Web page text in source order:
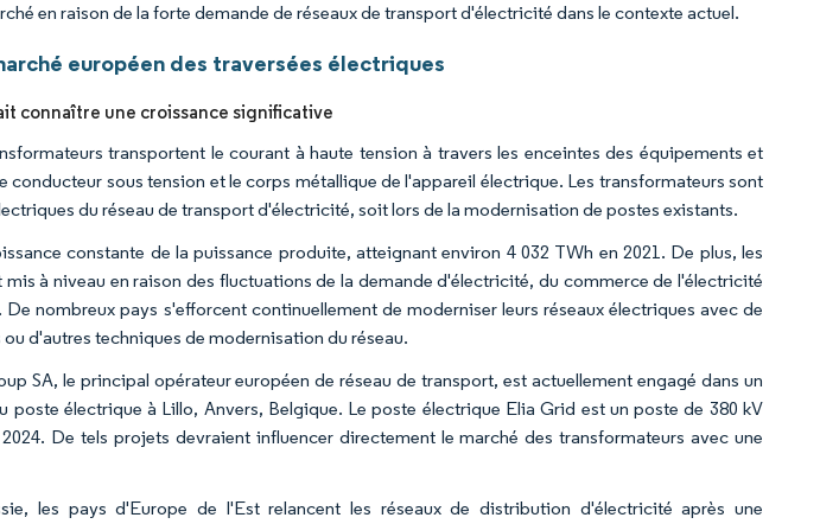
en raison de la forte demande de réseaux de transport d'électricité dans le contexte actuel.
européen des traversées électriques
connaître une croissance significative
transportent le courant à haute tension à travers les enceintes des équipements et
conducteur sous tension et le corps métallique de l'appareil électrique. Les transformateurs sont
du réseau de transport d'électricité, soit lors de la modernisation de postes existants.
constante de la puissance produite, atteignant environ 4 032 TWh en 2021. De plus, les
à niveau en raison des fluctuations de la demande d'électricité, du commerce de l'électricité
nombreux pays s'efforcent continuellement de moderniser leurs réseaux électriques avec de
d'autres techniques de modernisation du réseau.
SA, le principal opérateur européen de réseau de transport, est actuellement engagé dans un
poste électrique à Lillo, Anvers, Belgique. Le poste électrique Elia Grid est un poste de 380 kV
De tels projets devraient influencer directement le marché des transformateurs avec une
les pays d'Europe de l'Est relancent les réseaux de distribution d'électricité après une